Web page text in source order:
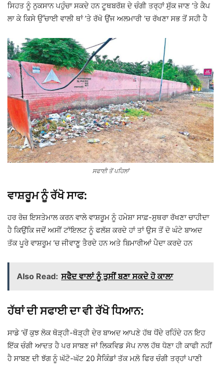
ਸਿਹਤ ਨੂੰ ਨੁਕਸਾਨ ਪਹੁੰਚਾ ਸਕਦੇ ਹਨ ਟੂਥਬਰੱਸ਼ ਦੇ ਚੰਗੀ ਤਰ੍ਹਾਂ ਸੁੱਕ ਜਾਣ ’ਤੇ ਕੈਪ
ਲਾ ਕੇ ਕਿਸੇ ਉੱਚਾਈ ਵਾਲੀ ਥਾਂ ’ਤੇ ਰੱਖੋ ਉਂਜ ਅਲਮਾਰੀ ’ਚ ਰੱਖਣਾ ਸਭ ਤੋਂ ਸਹੀ ਹੈ
ਸਫਾਈ ਤੋਂ ਪਹਿਲਾਂ
ਵਾਸ਼ਰੂਮ ਨੂੰ ਰੱਖੋ ਸਾਫ:
ਹਰ ਰੋਜ਼ ਇਸਤੇਮਾਲ ਕਰਨ ਵਾਲੇ ਵਾਸ਼ਰੂਮ ਨੂੰ ਹਮੇਸ਼ਾ ਸਾਫ਼-ਸੁਥਰਾ ਰੱਖਣਾ ਚਾਹੀਦਾ
ਹੈ ਕਿਉਂਕਿ ਜਦੋਂ ਅਸੀਂ ਟਾੱਇਲਟ ਨੂੰ ਫਲੱਸ਼ ਕਰਦੇ ਹਾਂ ਤਾਂ ਉਸ ਤੋਂ ਦੋ ਘੰਟੇ ਬਾਅਦ
ਤੱਕ ਪੂਰੇ ਵਾਸ਼ਰੂਮ ’ਚ ਜੀਵਾਣੂ ਤੈਰਦੇ ਹਨ ਅਤੇ ਬਿਮਾਰੀਆਂ ਪੈਦਾ ਕਰਦੇ ਹਨ
Also Read: ਸਫੈਦ ਵਾਲਾਂ ਨੂੰ ਤੁਸੀਂ ਬਣਾ ਸਕਦੇ ਹੋ ਕਾਲਾ
ਹੱਥਾਂ ਦੀ ਸਫਾਈ ਦਾ ਵੀ ਰੱਖੋ ਧਿਆਨ:
ਸਾਡੇ ’ਚੋਂ ਕੁਝ ਲੋਕ ਥੋੜ੍ਹੀ-ਥੋੜ੍ਹੀ ਦੇਰ ਬਾਅਦ ਆਪਣੇ ਹੱਥ ਧੋਂਦੇ ਰਹਿੰਦੇ ਹਨ ਇਹ
ਇੱਕ ਚੰਗੀ ਆਦਤ ਹੈ ਪਰ ਸਾਬਣ ਜਾਂ ਲਿਕਵਿਡ ਸੋਪ ਨਾਲ ਹੱਥ ਧੋਣਾ ਹੀ ਕਾਫੀ ਨਹੀਂ
ਹੈ ਸਾਬਣ ਦੀ ਝੱਗ ਨੂੰ ਘੱਟੋ-ਘੱਟ 20 ਸੈਕਿੰਡਾਂ ਤੱਕ ਮਲ਼ੋ ਫਿਰ ਚੰਗੀ ਤਰ੍ਹਾਂ ਪਾਣੀ